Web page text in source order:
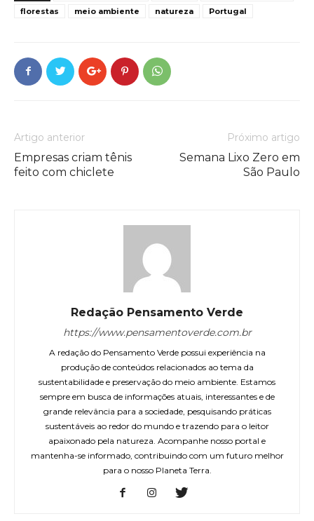
florestas
meio ambiente natureza Portugal
Artigo anterior
Empresas criam tênis
feito com chiclete
Próximo artigo
Semana Lixo Zero em
São Paulo
Redação Pensamento Verde
https://www.pensamentoverde.com.br
A redação do Pensamento Verde possui experiência na
produção de conteúdos relacionados ao tema da
sustentabilidade e preservação do meio ambiente. Estamos
sempre em busca de informações atuais, interessantes e de
grande relevância para a sociedade, pesquisando práticas
sustentáveis ao redor do mundo e trazendo para o leitor
apaixonado pela natureza. Acompanhe nosso portal e
mantenha-se informado, contribuindo com um futuro melhor
para o nosso Planeta Terra.